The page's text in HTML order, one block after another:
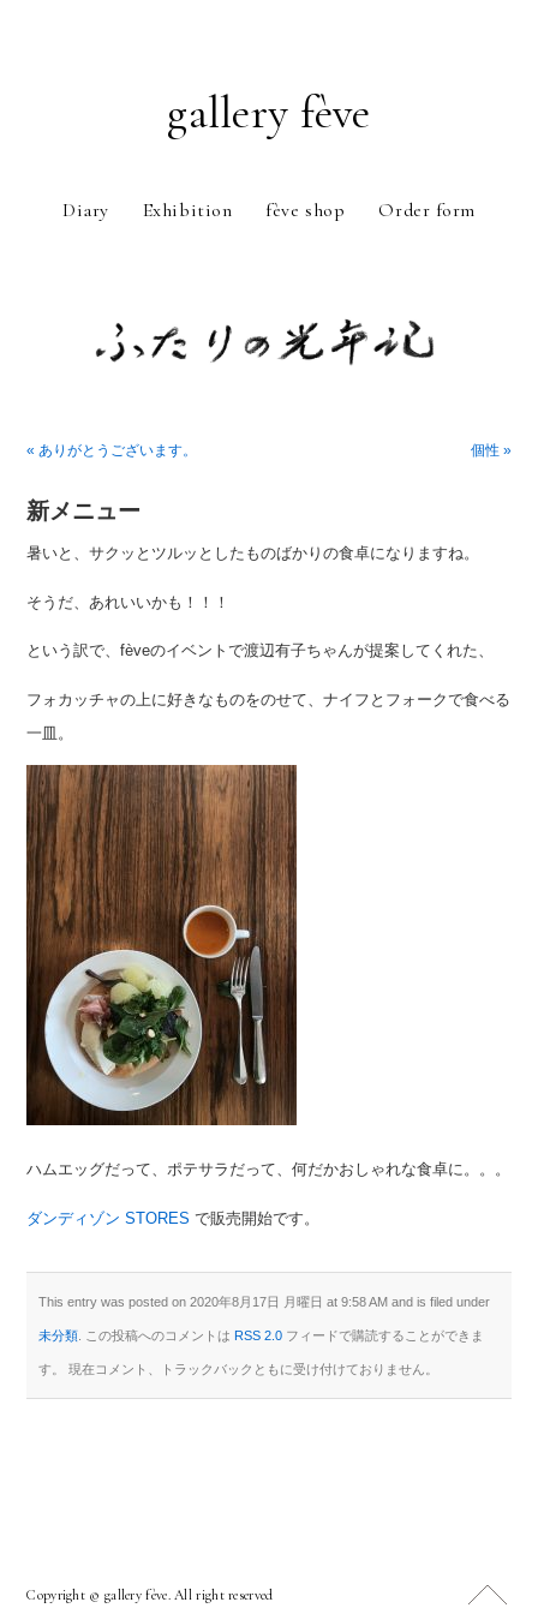
gallery fève
Diary Exhibition fève shop Order form
« ありがとうございます。
個性 »
新メニュー
暑いと、サクッとツルッとしたものばかりの食卓になりますね。
そうだ、あれいいかも！！！
という訳で、fèveのイベントで渡辺有子ちゃんが提案してくれた、
フォカッチャの上に好きなものをのせて、ナイフとフォークで食べる
一皿。
ハムエッグだって、ポテサラだって、何だかおしゃれな食卓に。。。
ダンディゾン STORES で販売開始です。
This entry was posted on 2020年8月17日 月曜日 at 9:58 AM and is filed under
未分類 . この投稿へのコメントはRSS 2.0 フィードで購読することができま
す。 現在コメント、トラックバックともに受け付けておりません。
Copyright © gallery fève. All right reserved